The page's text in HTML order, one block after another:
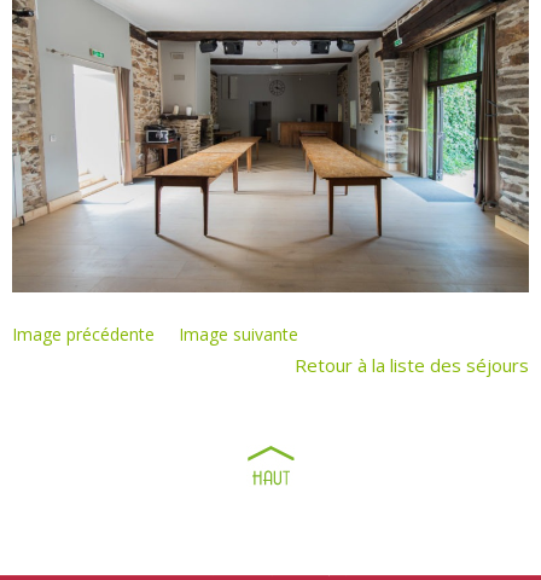
Image précédente Image suivante
Retour à la liste des séjours